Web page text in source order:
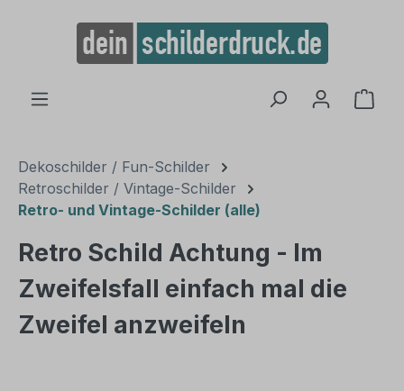
springen
Dekoschilder / Fun-Schilder
Retroschilder / Vintage-Schilder
Retro- und Vintage-Schilder (alle)
Retro Schild Achtung - Im
Zweifelsfall einfach mal die
Zweifel anzweifeln